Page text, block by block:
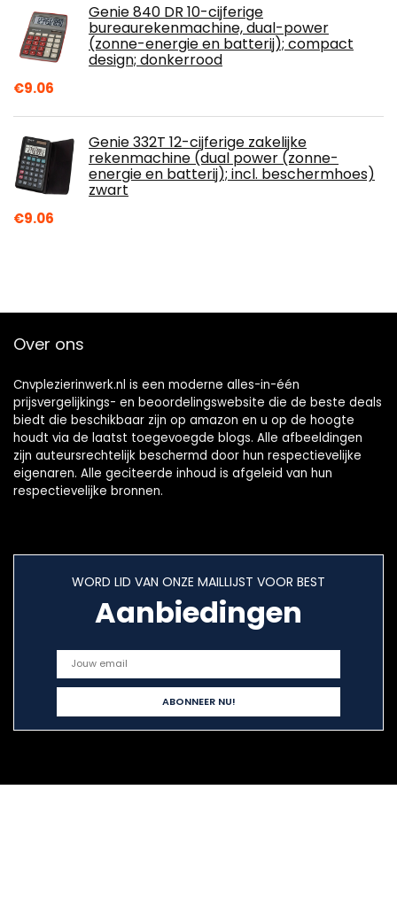
Genie 840 DR 10-cijferige
bureaurekenmachine, dual-power
(zonne-energie en batterij); compact
design; donkerrood
€9.06
Genie 332T 12-cijferige zakelijke
rekenmachine (dual power (zonne-
energie en batterij); incl. beschermhoes)
zwart
€9.06
Over ons
Cnvplezierinwerk.nl is een moderne alles-in-één
prijsvergelijkings- en beoordelingswebsite die de beste deals
biedt die beschikbaar zijn op amazon en u op de hoogte
houdt via de laatst toegevoegde blogs. Alle afbeeldingen
zijn auteursrechtelijk beschermd door hun respectievelijke
eigenaren. Alle geciteerde inhoud is afgeleid van hun
respectievelijke bronnen.
WORD LID VAN ONZE MAILLIJST VOOR BEST
Aanbiedingen